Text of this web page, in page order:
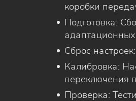
коробки
Подготовка:
адаптационных
Сброс
Калибровка:
переключения
Проверка: